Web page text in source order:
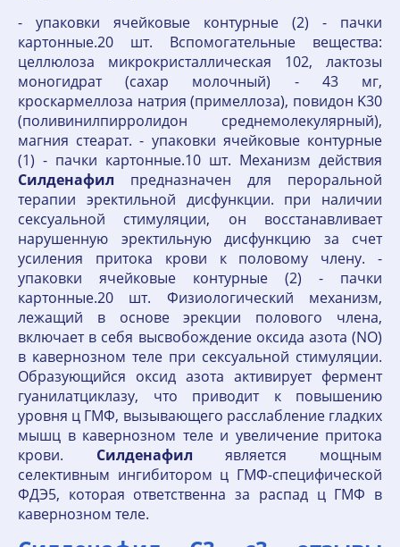
- упаковки ячейковые контурные (2) - пачки
картонные.20 шт. Вспомогательные вещества:
целлюлоза микрокристаллическая 102, лактозы
моногидрат (сахар молочный) - 43 мг,
кроскармеллоза натрия (примеллоза), повидон K30
(поливинилпирролидон среднемолекулярный),
магния стеарат. - упаковки ячейковые контурные
(1) - пачки картонные.10 шт. Механизм действия
Силденафил предназначен для пероральной
терапии эректильной дисфункции. при наличии
сексуальной стимуляции, он восстанавливает
нарушенную эректильную дисфункцию за счет
усиления притока крови к половому члену. -
упаковки ячейковые контурные (2) - пачки
картонные.20 шт. Физиологический механизм,
лежащий в основе эрекции полового члена,
включает в себя высвобождение оксида азота (NO)
в кавернозном теле при сексуальной стимуляции.
Образующийся оксид азота активирует фермент
гуанилатциклазу, что приводит к повышению
уровня ц ГМФ, вызывающего расслабление гладких
мышц в кавернозном теле и увеличение притока
крови. Силденафил является мощным
селективным ингибитором ц ГМФ-специфической
ФДЭ5, которая ответственна за распад ц ГМФ в
кавернозном теле.